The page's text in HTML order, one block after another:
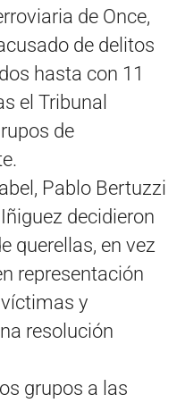
de Once,
de delitos
hasta con 11
el Tribunal
de
Pablo Bertuzzi
decidieron
querellas, en vez
representación
y
resolución
grupos a las